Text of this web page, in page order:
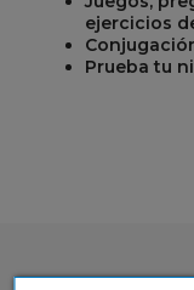
ejercicios
Prueba tu